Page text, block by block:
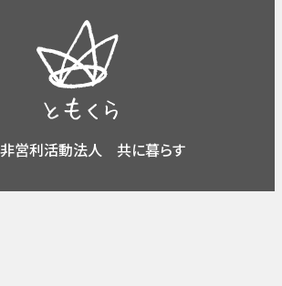
営利活動法人 共に暮らす